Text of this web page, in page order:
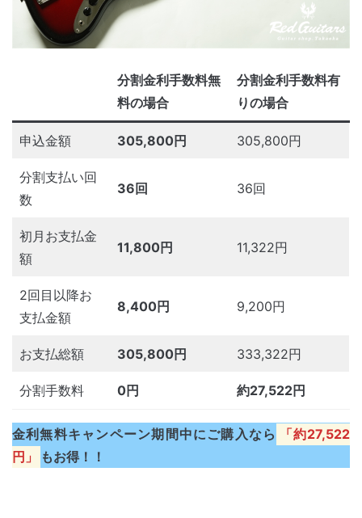
分割金利手数料無
料の場合
分割金利手数料有
りの場合
申込金額 305,800円 305,800円
分割支払い回
数
36回 36回
初月お支払金
額
11,800円 11,322円
2回目以降お
支払金額
8,400円 9,200円
お支払総額 305,800円 333,322円
分割手数料 0円 約27,522円
金利無料キャンペーン期間中にご購入なら
「約27,522
円」
もお得！！